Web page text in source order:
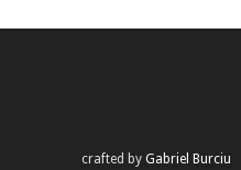
crafted by Gabriel Burciu